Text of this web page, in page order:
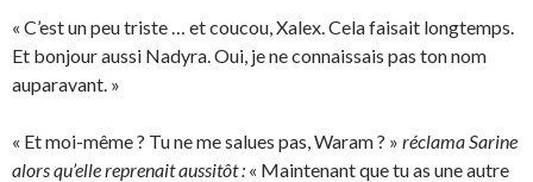
« C’est un peu triste … et coucou, Xalex. Cela faisait longtemps.
Et bonjour aussi Nadyra. Oui, je ne connaissais pas ton nom
auparavant. »
« Et moi-même ? Tu ne me salues pas, Waram ? » réclama Sarine
alors qu’elle reprenait aussitôt : « Maintenant que tu as une autre